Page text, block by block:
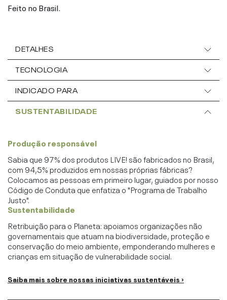
Feito no Brasil.
DETALHES
TECNOLOGIA
INDICADO PARA
SUSTENTABILIDADE
Produção responsável
Sabia que 97% dos produtos LIVE! são fabricados no Brasil,
com 94,5% produzidos em nossas próprias fábricas?
Colocamos as pessoas em primeiro lugar, guiados por nosso
Código de Conduta que enfatiza o "Programa de Trabalho
Justo".
Sustentabilidade
Retribuição para o Planeta: apoiamos organizações não
governamentais que atuam na biodiversidade, proteção e
conservação do meio ambiente, emponderando mulheres e
crianças em situação de vulnerabilidade social.
Saiba mais sobre nossas iniciativas sustentáveis ›